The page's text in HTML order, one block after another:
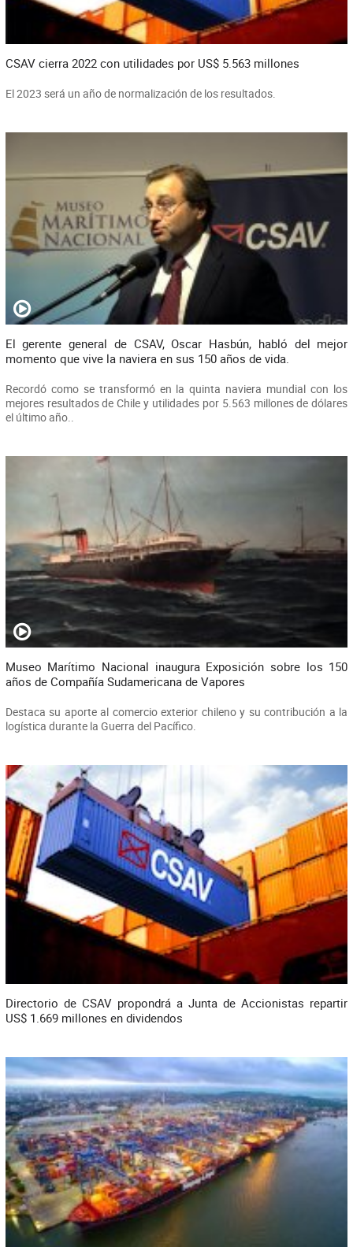
CSAV cierra 2022 con utilidades por US$ 5.563 millones
El 2023 será un año de normalización de los resultados.
El gerente general de CSAV, Oscar Hasbún, habló del mejor
momento que vive la naviera en sus 150 años de vida.
Recordó como se transformó en la quinta naviera mundial con los
mejores resultados de Chile y utilidades por 5.563 millones de dólares
el último año..
Museo Marítimo Nacional inaugura Exposición sobre los 150
años de Compañía Sudamericana de Vapores
Destaca su aporte al comercio exterior chileno y su contribución a la
logística durante la Guerra del Pacífico.
Directorio de CSAV propondrá a Junta de Accionistas repartir
US$ 1.669 millones en dividendos